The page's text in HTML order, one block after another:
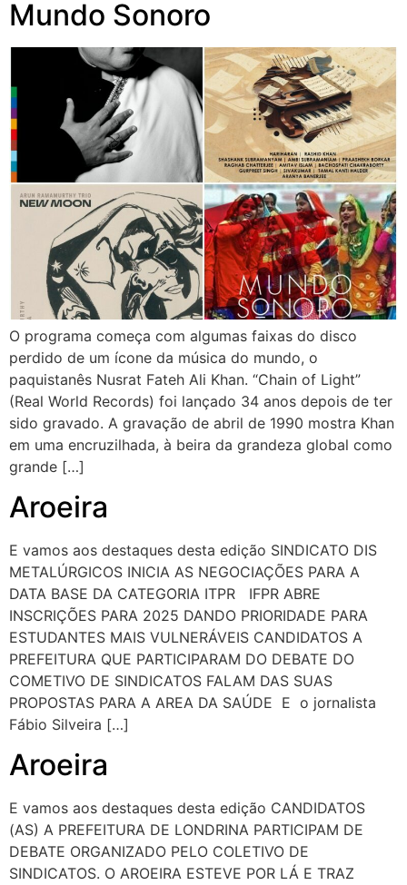
Mundo Sonoro
O programa começa com algumas faixas do disco
perdido de um ícone da música do mundo, o
paquistanês Nusrat Fateh Ali Khan. “Chain of Light”
(Real World Records) foi lançado 34 anos depois de ter
sido gravado. A gravação de abril de 1990 mostra Khan
em uma encruzilhada, à beira da grandeza global como
grande […]
Aroeira
E vamos aos destaques desta edição SINDICATO DIS
METALÚRGICOS INICIA AS NEGOCIAÇÕES PARA A
DATA BASE DA CATEGORIA ITPR IFPR ABRE
INSCRIÇÕES PARA 2025 DANDO PRIORIDADE PARA
ESTUDANTES MAIS VULNERÁVEIS CANDIDATOS A
PREFEITURA QUE PARTICIPARAM DO DEBATE DO
COMETIVO DE SINDICATOS FALAM DAS SUAS
PROPOSTAS PARA A AREA DA SAÚDE E o jornalista
Fábio Silveira […]
Aroeira
E vamos aos destaques desta edição CANDIDATOS
(AS) A PREFEITURA DE LONDRINA PARTICIPAM DE
DEBATE ORGANIZADO PELO COLETIVO DE
SINDICATOS. O AROEIRA ESTEVE POR LÁ E TRAZ